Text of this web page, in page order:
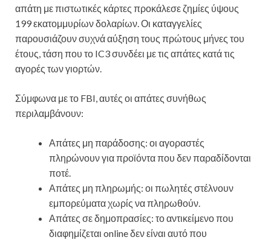
απάτη με πιστωτικές κάρτες προκάλεσε ζημίες ύψους
199 εκατομμυρίων δολαρίων. Οι καταγγελίες
παρουσιάζουν συχνά αύξηση τους πρώτους μήνες του
έτους, τάση που το IC3 συνδέει με τις απάτες κατά τις
αγορές των γιορτών.
Σύμφωνα με το FBI, αυτές οι απάτες συνήθως
περιλαμβάνουν:
Απάτες μη παράδοσης: οι αγοραστές
πληρώνουν για προϊόντα που δεν παραδίδονται
ποτέ.
Απάτες μη πληρωμής: οι πωλητές στέλνουν
εμπορεύματα χωρίς να πληρωθούν.
Απάτες σε δημοπρασίες: το αντικείμενο που
διαφημίζεται online δεν είναι αυτό που